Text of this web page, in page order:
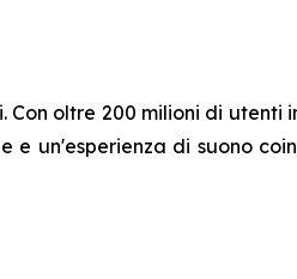
oltre 200 milioni di utenti
un'esperienza di suono